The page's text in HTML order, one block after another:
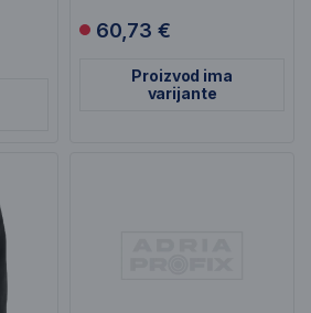
60,73 €
Proizvod ima
varijante